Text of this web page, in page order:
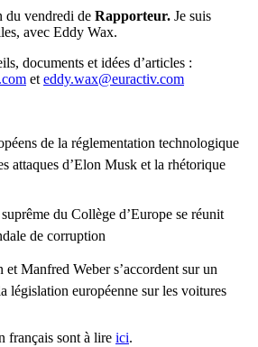
du vendredi de Rapporteur. Je suis
avec Eddy Wax.
documents et idées d’articles :
et eddy.wax@euractiv.com
de la réglementation technologique
attaques d’Elon Musk et la rhétorique
du Collège d’Europe se réunit
de corruption
Manfred Weber s’accordent sur un
législation européenne sur les voitures
français sont à lire ici.